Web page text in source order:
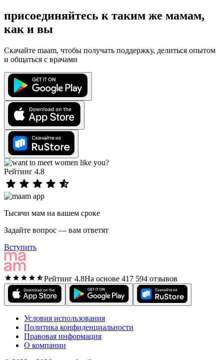
присоединяйтесь к таким же мамам,
как и вы
Скачайте maam, чтобы получать поддержку, делиться опытом
и общаться с врачами
Рейтинг 4.8
Тысячи мам на вашем сроке
Задайте вопрос — вам ответят
Вступить
Рейтинг 4.8На основе 417 594 отзывов
Условия использования
Политика конфиденциальности
Правовая информация
О компании